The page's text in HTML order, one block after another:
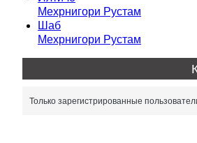
Мехрнигори Рустам
Шаб
Мехрнигори Рустам
Только зарегистрированные